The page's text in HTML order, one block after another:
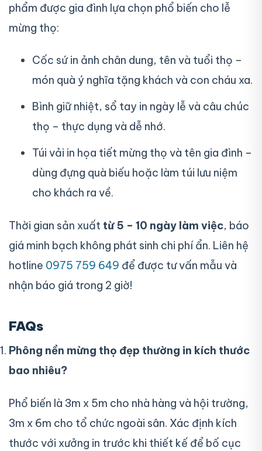
phẩm được gia đình lựa chọn phổ biến cho lễ
mừng thọ:
Cốc sứ in ảnh chân dung, tên và tuổi thọ –
món quà ý nghĩa tặng khách và con cháu xa.
Bình giữ nhiệt, sổ tay in ngày lễ và câu chúc
thọ – thực dụng và dễ nhớ.
Túi vải in họa tiết mừng thọ và tên gia đình –
dùng đựng quà biếu hoặc làm túi lưu niệm
cho khách ra về.
Thời gian sản xuất từ 5 – 10 ngày làm việc, báo
giá minh bạch không phát sinh chi phí ẩn. Liên hệ
hotline 0975 759 649 để được tư vấn mẫu và
nhận báo giá trong 2 giờ!
FAQs
Phông nền mừng thọ đẹp thường in kích thước
bao nhiêu?
Phổ biến là 3m x 5m cho nhà hàng và hội trường,
3m x 6m cho tổ chức ngoài sân. Xác định kích
thước với xưởng in trước khi thiết kế để bố cục